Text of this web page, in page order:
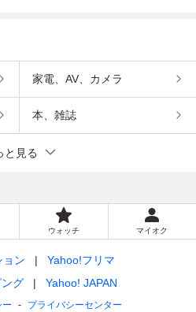
家電、AV、カメラ
本、雑誌
と見る
ウォッチ マイオク
ョン
Yahoo!フリマ
グ
Yahoo! JAPAN
ー プライバシーセンター